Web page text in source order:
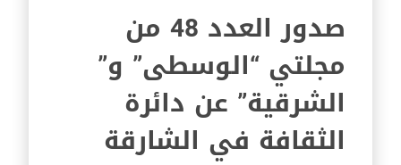
صدور العدد 48 من
مجلتي “الوسطى” و”
الشرقية” عن دائرة
الثقافة في الشارقة